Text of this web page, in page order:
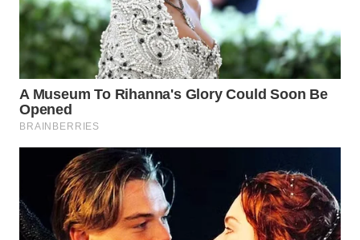
WAHANA
ADVOKAT
WAHANA
INFRASTRUKTUR
WAHANA
KONSUMEN
WAHANA
LISTRIK